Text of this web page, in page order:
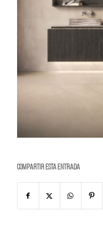
Compartir esta entrada